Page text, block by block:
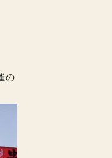
の